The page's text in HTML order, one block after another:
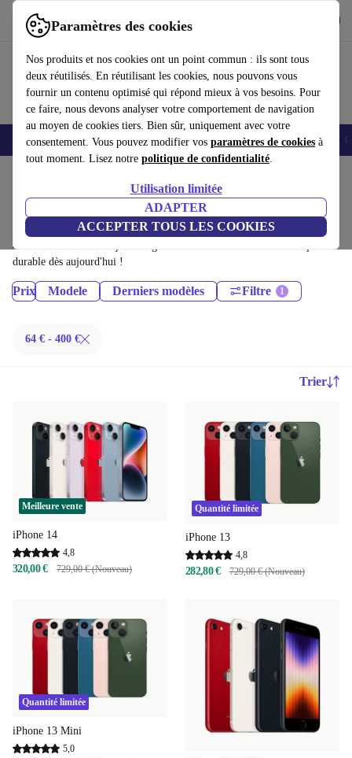
Paramètres des cookies
Nos produits et nos cookies ont un point commun : ils sont tous
deux réutilisés. En réutilisant les cookies, nous pouvons vous
fournir un contenu optimisé qui répond mieux à vos besoins. Pour
ce faire, nous devons analyser votre comportement de navigation
au moyen de cookies tiers. Bien sûr, uniquement avec votre
consentement. Vous pouvez modifier vos paramètres de cookies à
tout moment. Lisez notre politique de confidentialité.
Utilisation limitée
ADAPTER
ACCEPTER TOUS LES COOKIES
Utilisez refurbed rapidement et facilement
Smartphones Laptops Tablettes Montres connectées Accessoires
iPhones:
iPhones certifiés reconditionnés à moins de 400€ – économisez jusqu'à
40 %. Retours sous 30 jours et garantie de 12 mois. Achetez de façon
durable dès aujourd'hui !
Prix Modele Derniers modèles Filtre
64 € - 400 €
Trier
Meilleure vente
iPhone 14
4,8
320,00 € 729,00 € (Nouveau)
Quantité limitée
iPhone 13
4,8
282,80 € 729,00 € (Nouveau)
Quantité limitée
iPhone 13 Mini
5,0